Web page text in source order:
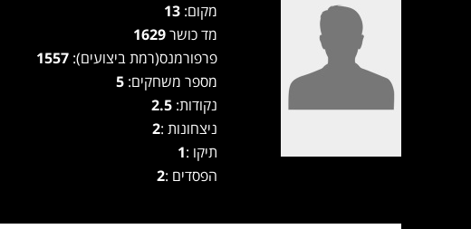
מקום: 13
מד כושר1629
פרפורמנס(רמת ביצועים): 1557
מספר משחקים: 5
נקודות:2.5
ניצחונות :2
תיקו :1
הפסדים :2